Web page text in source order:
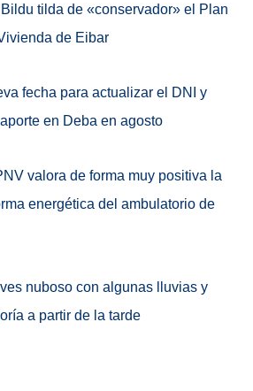
tilda de «conservador» el Plan
de Eibar
fecha para actualizar el DNI y
en Deba en agosto
valora de forma muy positiva la
energética del ambulatorio de
nuboso con algunas lluvias y
a partir de la tarde